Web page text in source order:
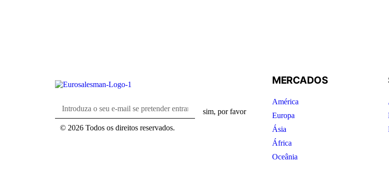
sim, por favor
© 2026 Todos os direitos reservados.
MERCADOS
América
Europa
Ásia
África
Oceânia